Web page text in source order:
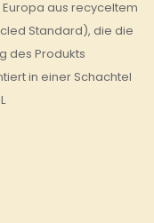
aus recyceltem
Standard), die die
des Produkts
in einer Schachtel